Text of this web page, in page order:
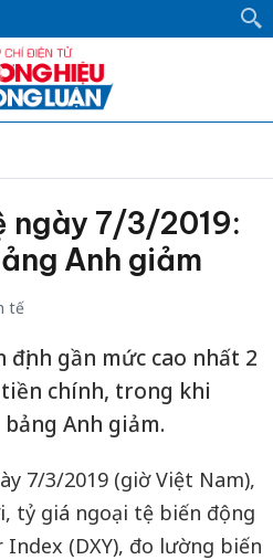
ngày 7/3/2019:
Anh giảm
tế
gần mức cao nhất 2
chính, trong khi
Anh giảm.
7/3/2019 (giờ Việt Nam),
tỷ giá ngoại tệ biến động
Index (DXY), đo lường biến